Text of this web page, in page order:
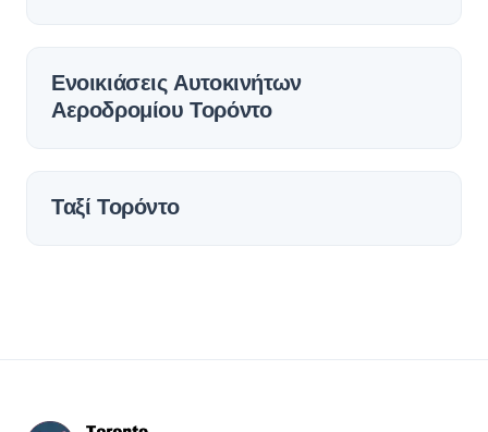
Ενοικιάσεις Αυτοκινήτων
Αεροδρομίου Τορόντο
Ταξί Τορόντο